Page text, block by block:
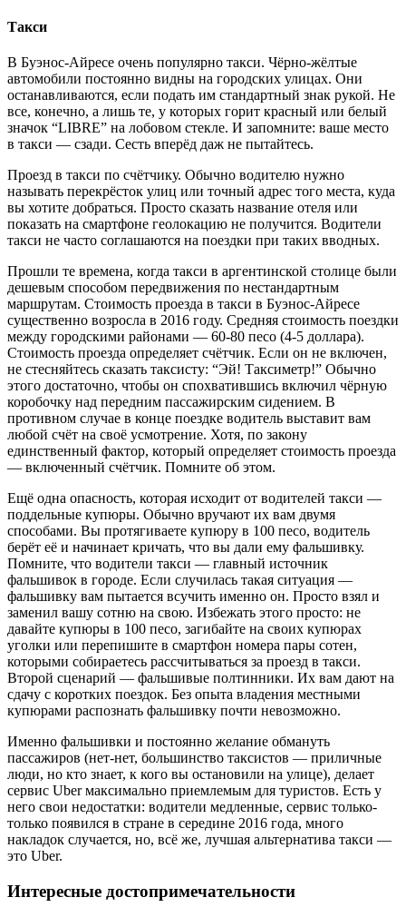
Такси
В Буэнос-Айресе очень популярно такси. Чёрно-жёлтые
автомобили постоянно видны на городских улицах. Они
останавливаются, если подать им стандартный знак рукой. Не
все, конечно, а лишь те, у которых горит красный или белый
значок “LIBRE” на лобовом стекле. И запомните: ваше место
в такси — сзади. Сесть вперёд даж не пытайтесь.
Проезд в такси по счётчику. Обычно водителю нужно
называть перекрёсток улиц или точный адрес того места, куда
вы хотите добраться. Просто сказать название отеля или
показать на смартфоне геолокацию не получится. Водители
такси не часто соглашаются на поездки при таких вводных.
Прошли те времена, когда такси в аргентинской столице были
дешевым способом передвижения по нестандартным
маршрутам. Стоимость проезда в такси в Буэнос-Айресе
существенно возросла в 2016 году. Средняя стоимость поездки
между городскими районами — 60-80 песо (4-5 доллара).
Стоимость проезда определяет счётчик. Если он не включен,
не стесняйтесь сказать таксисту: “Эй! Таксиметр!” Обычно
этого достаточно, чтобы он спохватившись включил чёрную
коробочку над передним пассажирским сидением. В
противном случае в конце поездке водитель выставит вам
любой счёт на своё усмотрение. Хотя, по закону
единственный фактор, который определяет стоимость проезда
— включенный счётчик. Помните об этом.
Ещё одна опасность, которая исходит от водителей такси —
поддельные купюры. Обычно вручают их вам двумя
способами. Вы протягиваете купюру в 100 песо, водитель
берёт её и начинает кричать, что вы дали ему фальшивку.
Помните, что водители такси — главный источник
фальшивок в городе. Если случилась такая ситуация —
фальшивку вам пытается всучить именно он. Просто взял и
заменил вашу сотню на свою. Избежать этого просто: не
давайте купюры в 100 песо, загибайте на своих купюрах
уголки или перепишите в смартфон номера пары сотен,
которыми собираетесь рассчитываться за проезд в такси.
Второй сценарий — фальшивые полтинники. Их вам дают на
сдачу с коротких поездок. Без опыта владения местными
купюрами распознать фальшивку почти невозможно.
Именно фальшивки и постоянно желание обмануть
пассажиров (нет-нет, большинство таксистов — приличные
люди, но кто знает, к кого вы остановили на улице), делает
сервис Uber максимально приемлемым для туристов. Есть у
него свои недостатки: водители медленные, сервис только-
только появился в стране в середине 2016 года, много
накладок случается, но, всё же, лучшая альтернатива такси —
это Uber.
Интересные достопримечательности